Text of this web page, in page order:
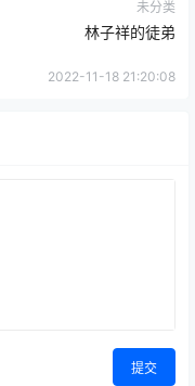
未分类
林子祥的徒弟
2022-11-18 21:20:08
提交